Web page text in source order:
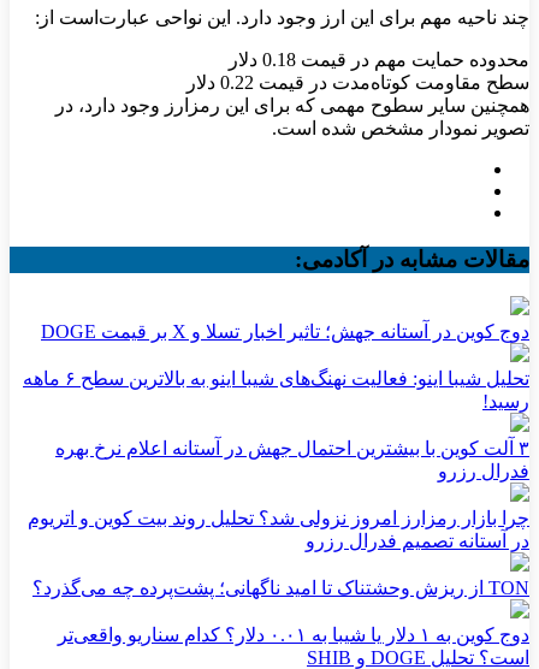
چند ناحیه مهم برای این ارز وجود دارد. این نواحی عبارت‌است از:
محدوده حمایت مهم در قیمت 0.18 دلار
سطح مقاومت کوتاه‌مدت در قیمت 0.22 دلار
همچنین سایر سطوح مهمی که برای این رمزارز وجود دارد، در
تصویر نمودار مشخص شده است.
مقالات مشابه در آکادمی:
دوج کوین در آستانه جهش؛ تاثیر اخبار تسلا و X بر قیمت DOGE
تحلیل شیبا اینو: فعالیت نهنگ‌های شیبا اینو به بالاترین سطح ۶ ماهه
رسید!
۳ آلت کوین با بیشترین احتمال جهش در آستانه اعلام نرخ بهره
فدرال رزرو
چرا بازار رمزارز امروز نزولی شد؟ تحلیل روند بیت کوین و اتریوم
در آستانه تصمیم فدرال رزرو
TON از ریزش وحشتناک تا امید ناگهانی؛ پشت‌پرده چه می‌گذرد؟
دوج کوین به ۱ دلار یا شیبا به ۰.۰۱ دلار؟ کدام سناریو واقعی‌تر
است؟ تحلیل DOGE و SHIB